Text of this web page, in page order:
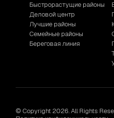
Быстрорастущие районы
Деловой центр
Лучшие районы
Семейные районы
Береговая линия
© Copyright 2026. All Rights